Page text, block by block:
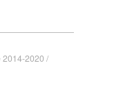
2020 /